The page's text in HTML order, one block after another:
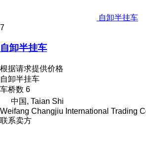
自卸半挂车
7
自卸半挂车
根据请求提供价格
自卸半挂车
车桥数 6
中国, Taian Shi
Weifang Changjiu International Trading
联系卖方